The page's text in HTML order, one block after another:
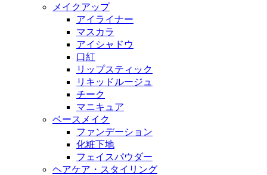
メイクアップ
アイライナー
マスカラ
アイシャドウ
口紅
リップスティック
リキッドルージュ
チーク
マニキュア
ベースメイク
ファンデーション
化粧下地
フェイスパウダー
ヘアケア・スタイリング